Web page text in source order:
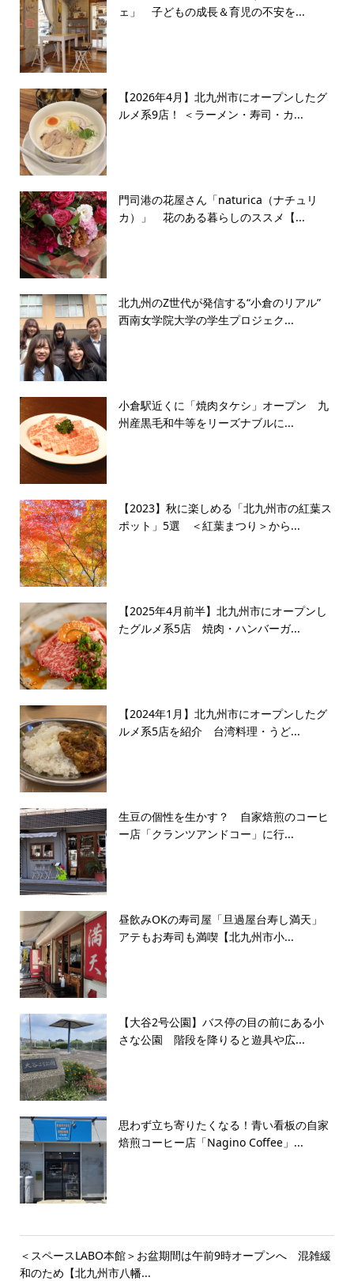
ェ」 子どもの成長＆育児の不安を...
【2026年4月】北九州市にオープンしたグ
ルメ系9店！ ＜ラーメン・寿司・カ...
門司港の花屋さん「naturica（ナチュリ
カ）」 花のある暮らしのススメ【...
北九州のZ世代が発信する“小倉のリアル”
西南女学院大学の学生プロジェク...
小倉駅近くに「焼肉タケシ」オープン 九
州産黒毛和牛等をリーズナブルに...
【2023】秋に楽しめる「北九州市の紅葉ス
ポット」5選 ＜紅葉まつり＞から...
【2025年4月前半】北九州市にオープンし
たグルメ系5店 焼肉・ハンバーガ...
【2024年1月】北九州市にオープンしたグ
ルメ系5店を紹介 台湾料理・うど...
生豆の個性を生かす？ 自家焙煎のコーヒ
ー店「クランツアンドコー」に行...
昼飲みOKの寿司屋「旦過屋台寿し満天」
アテもお寿司も満喫【北九州市小...
【大谷2号公園】バス停の目の前にある小
さな公園 階段を降りると遊具や広...
思わず立ち寄りたくなる！青い看板の自家
焙煎コーヒー店「Nagino Coffee」...
＜スペースLABO本館＞お盆期間は午前9時オープンへ 混雑緩
和のため【北九州市八幡...